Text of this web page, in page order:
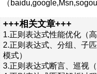
（
+++相关文章+++
1.正则表达式性能优化（
2.正则表达式、分组、子
模式）
3.正则表达式断言、巡视